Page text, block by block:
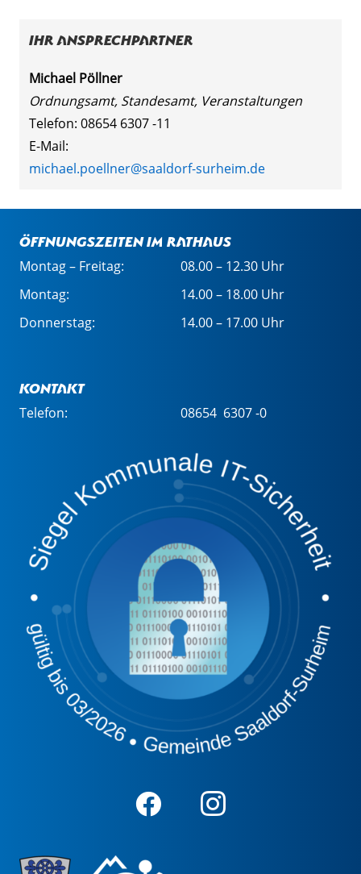
Ihr Ansprechpartner
Michael Pöllner
Ordnungsamt, Standesamt, Veranstaltungen
Telefon: 08654 6307 -11
E-Mail:
michael.poellner@saaldorf-surheim.de
Öffnungszeiten im Rathaus
Montag – Freitag:
08.00 – 12.30 Uhr
Montag:
14.00 – 18.00 Uhr
Donnerstag:
14.00 – 17.00 Uhr
Kontakt
Telefon: 08654 6307 -0